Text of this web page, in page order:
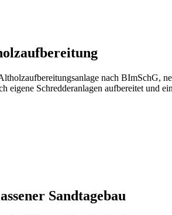
nach
eigene Schredderanlagen aufbereitet und
Sandtagebau